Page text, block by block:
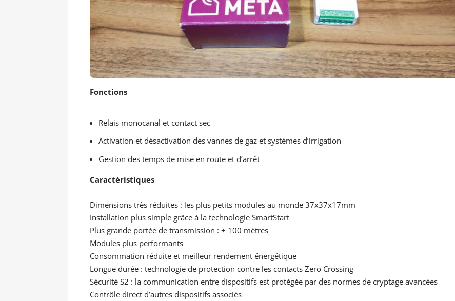
Fonctions
Relais monocanal et contact sec
Activation et désactivation des vannes de gaz et systèmes d’irrigation
Gestion des temps de mise en route et d’arrêt
Caractéristiques
Dimensions très réduites : les plus petits modules au monde 37x37x17mm
Installation plus simple grâce à la technologie SmartStart
Plus grande portée de transmission : + 100 mètres
Modules plus performants
Consommation réduite et meilleur rendement énergétique
Longue durée : technologie de protection contre les contacts Zero Crossing
Sécurité S2 : la communication entre dispositifs est protégée par des normes de cryptage avancées
Contrôle direct d’autres dispositifs associés